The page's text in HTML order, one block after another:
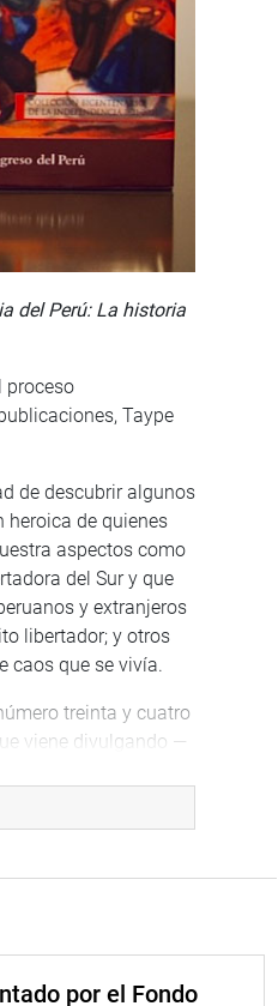
del Perú: La historia
proceso
Taype
de descubrir algunos
heroica de quienes
aspectos como
del Sur y que
y extranjeros
libertador; y otros
caos que se vivía.
treinta y cuatro
viene divulgando —
por el Fondo